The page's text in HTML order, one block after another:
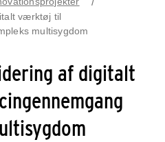
værktøj til
multisygdom
af digitalt